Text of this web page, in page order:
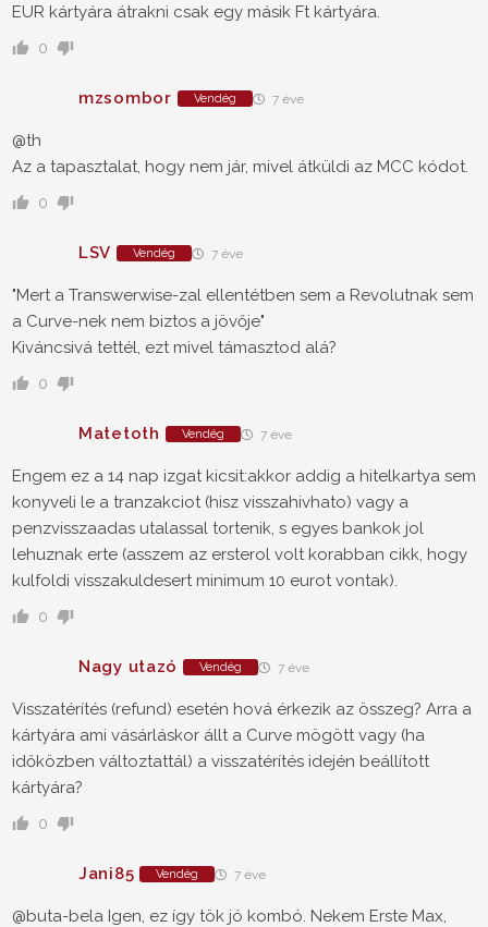
EUR kártyára átrakni csak egy másik Ft kártyára.
0
mzsombor Vendég 7 éve
@th
Az a tapasztalat, hogy nem jár, mivel átküldi az MCC kódot.
0
LSV Vendég 7 éve
"Mert a Transwerwise-zal ellentétben sem a Revolutnak sem
a Curve-nek nem biztos a jövője"
Kiváncsivá tettél, ezt mivel támasztod alá?
0
Matetoth Vendég 7 éve
Engem ez a 14 nap izgat kicsit:akkor addig a hitelkartya sem
konyveli le a tranzakciot (hisz visszahivhato) vagy a
penzvisszaadas utalassal tortenik, s egyes bankok jol
lehuznak erte (asszem az ersterol volt korabban cikk, hogy
kulfoldi visszakuldesert minimum 10 eurot vontak).
0
Nagy utazó Vendég 7 éve
Visszatérítés (refund) esetén hová érkezik az összeg? Arra a
kártyára ami vásárláskor állt a Curve mögött vagy (ha
időközben változtattál) a visszatérítés idején beállított
kártyára?
0
Jani85 Vendég 7 éve
@buta-bela Igen, ez így tök jó kombó. Nekem Erste Max,